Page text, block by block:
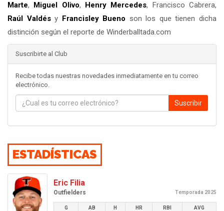
Marte, Miguel Olivo, Henry Mercedes, Francisco Cabrera,
Raúl Valdésy Francisley Bueno son los que tienen dicha
distinción según el reporte de Winderballtada.com
Suscribirte al Club
Recibe todas nuestras novedades inmediatamente en tu correo
electrónico.
Suscribir
ESTADÍSTICAS
Eric Filia
Outfielders Temporada 2025
G AB H HR RBI AVG